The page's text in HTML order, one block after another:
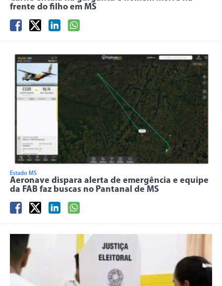
frente do filho em MS
Estado MS
Aeronave dispara alerta de emergência e equipe
da FAB faz buscas no Pantanal de MS